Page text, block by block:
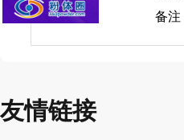
备注
友情链接